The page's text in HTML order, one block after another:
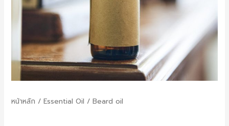
หน้าหลัก /Essential Oil / Beard oil